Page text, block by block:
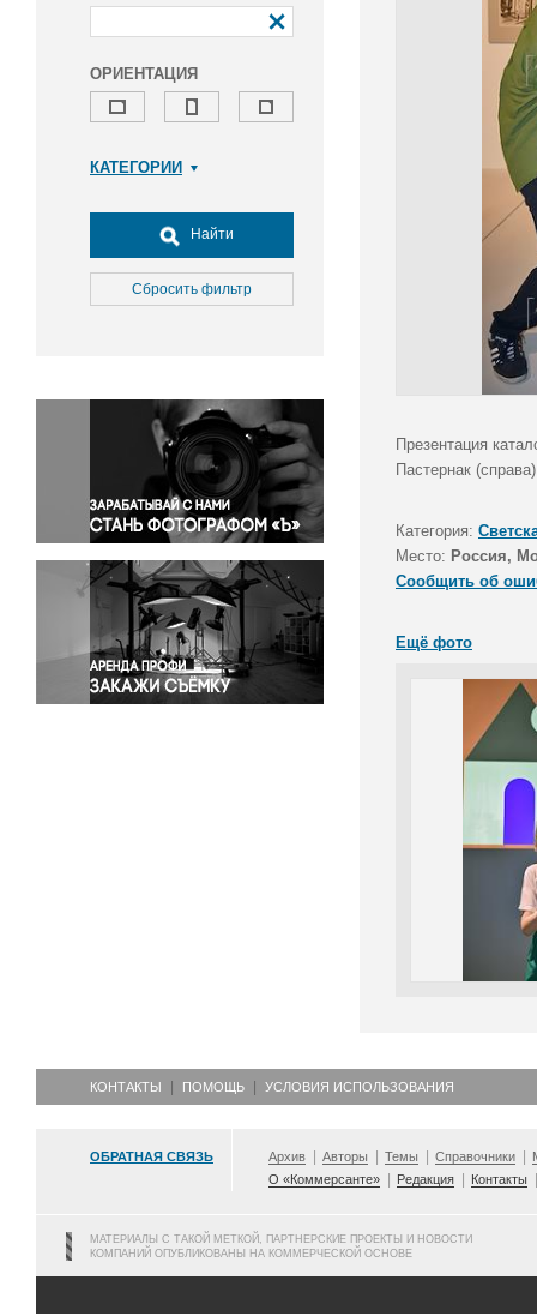
ОРИЕНТАЦИЯ
КАТЕГОРИИ
Досуг, туризм и отдых
Культура
Медицина
Окружающая среда
Политика
Правосудие
Происшествия и конфликты
Религия
Светская жизнь
Спорт
Экология
Экономика и бизнес
Найти
Сбросить фильтр
Презентация
Пастернак
Категория:
Место: Россия,
Сообщить об
Ещё фото
КОНТАКТЫ ПОМОЩЬ УСЛОВИЯ ИСПОЛЬЗОВАНИЯ
ОБРАТНАЯ СВЯЗЬ Архив Авторы Темы Справочники
О «Коммерсанте»
Редакция Контакты
МАТЕРИАЛЫ С ТАКОЙ МЕТКОЙ, ПАРТНЕРСКИЕ ПРОЕКТЫ И НОВОСТИ
КОМПАНИЙ ОПУБЛИКОВАНЫ НА КОММЕРЧЕСКОЙ ОСНОВЕ